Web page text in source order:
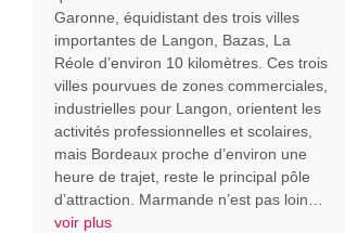
Garonne, équidistant des trois villes
importantes de Langon, Bazas, La
Réole d’environ 10 kilomètres. Ces trois
villes pourvues de zones commerciales,
industrielles pour Langon, orientent les
activités professionnelles et scolaires,
mais Bordeaux proche d’environ une
heure de trajet, reste le principal pôle
d’attraction. Marmande n’est pas loin…
voir plus